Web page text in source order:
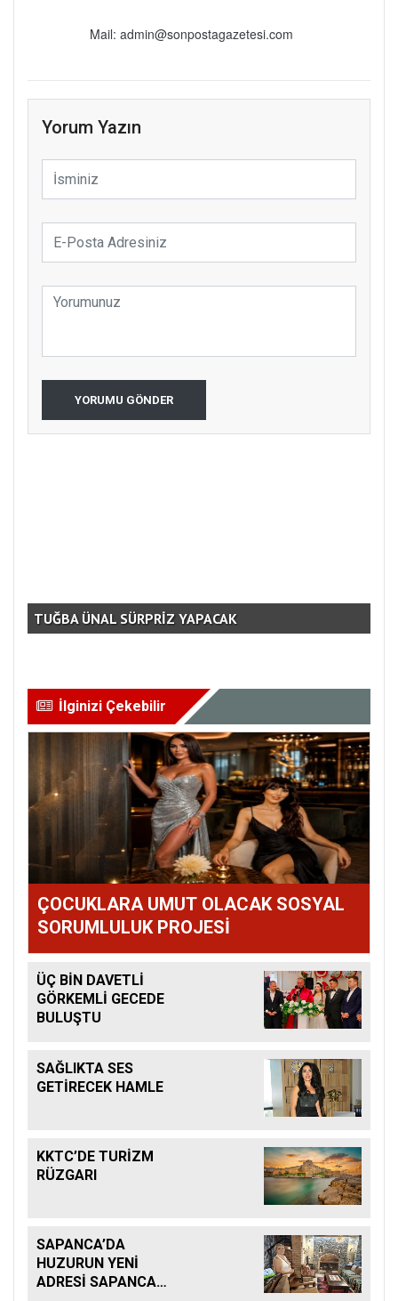
Mail: admin@sonpostagazetesi.com
Yorum Yazın
YORUMU GÖNDER
TUĞBA ÜNAL SÜRPRİZ YAPACAK
İlginizi Çekebilir
ÇOCUKLARA UMUT OLACAK SOSYAL
SORUMLULUK PROJESİ
ÜÇ BİN DAVETLİ
GÖRKEMLİ GECEDE
BULUŞTU
SAĞLIKTA SES
GETİRECEK HAMLE
KKTC’DE TURİZM
RÜZGARI
SAPANCA’DA
HUZURUN YENİ
ADRESİ SAPANCA